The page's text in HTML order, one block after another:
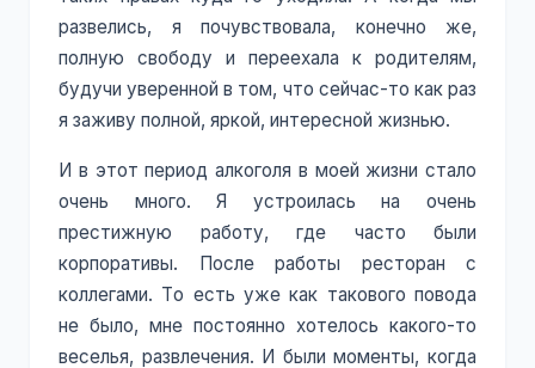
развелись, я почувствовала, конечно же,
полную свободу и переехала к родителям,
будучи уверенной в том, что сейчас-то как раз
я заживу полной, яркой, интересной жизнью.
И в этот период алкоголя в моей жизни стало
очень много. Я устроилась на очень
престижную работу, где часто были
корпоративы. После работы ресторан с
коллегами. То есть уже как такового повода
не было, мне постоянно хотелось какого-то
веселья, развлечения. И были моменты, когда